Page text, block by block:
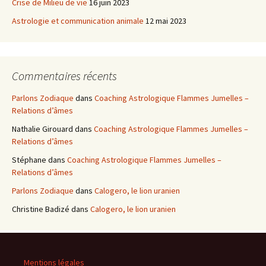
Crise de Milieu de vie 16 juin 2023
Astrologie et communication animale 12 mai 2023
Commentaires récents
Parlons Zodiaque dans Coaching Astrologique Flammes Jumelles –
Relations d’âmes
Nathalie Girouard dans Coaching Astrologique Flammes Jumelles –
Relations d’âmes
Stéphane dans Coaching Astrologique Flammes Jumelles –
Relations d’âmes
Parlons Zodiaque dans Calogero, le lion uranien
Christine Badizé dans Calogero, le lion uranien
Mentions légales